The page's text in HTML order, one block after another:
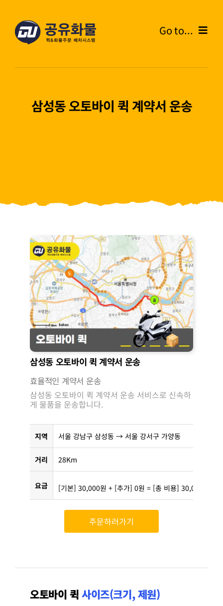
Go to...
블로그
삼성동 오토바이 퀵 계약서 운송
삼성동 오토바이 퀵 계약서 운송
효율적인 계약서 운송
삼성동 오토바이 퀵 계약서 운송 서비스로 신속하
게 물품을 운송합니다.
지역 서울 강남구 삼성동 → 서울 강서구 가양동
거리 28Km
요금 [기본] 30,000원 + [추가] 0원 = [총 비용] 30,000원
주문하러가기
오토바이 퀵사이즈(크기, 제원)